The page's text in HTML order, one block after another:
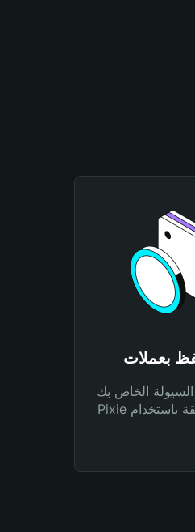
السيولة الخاص بك